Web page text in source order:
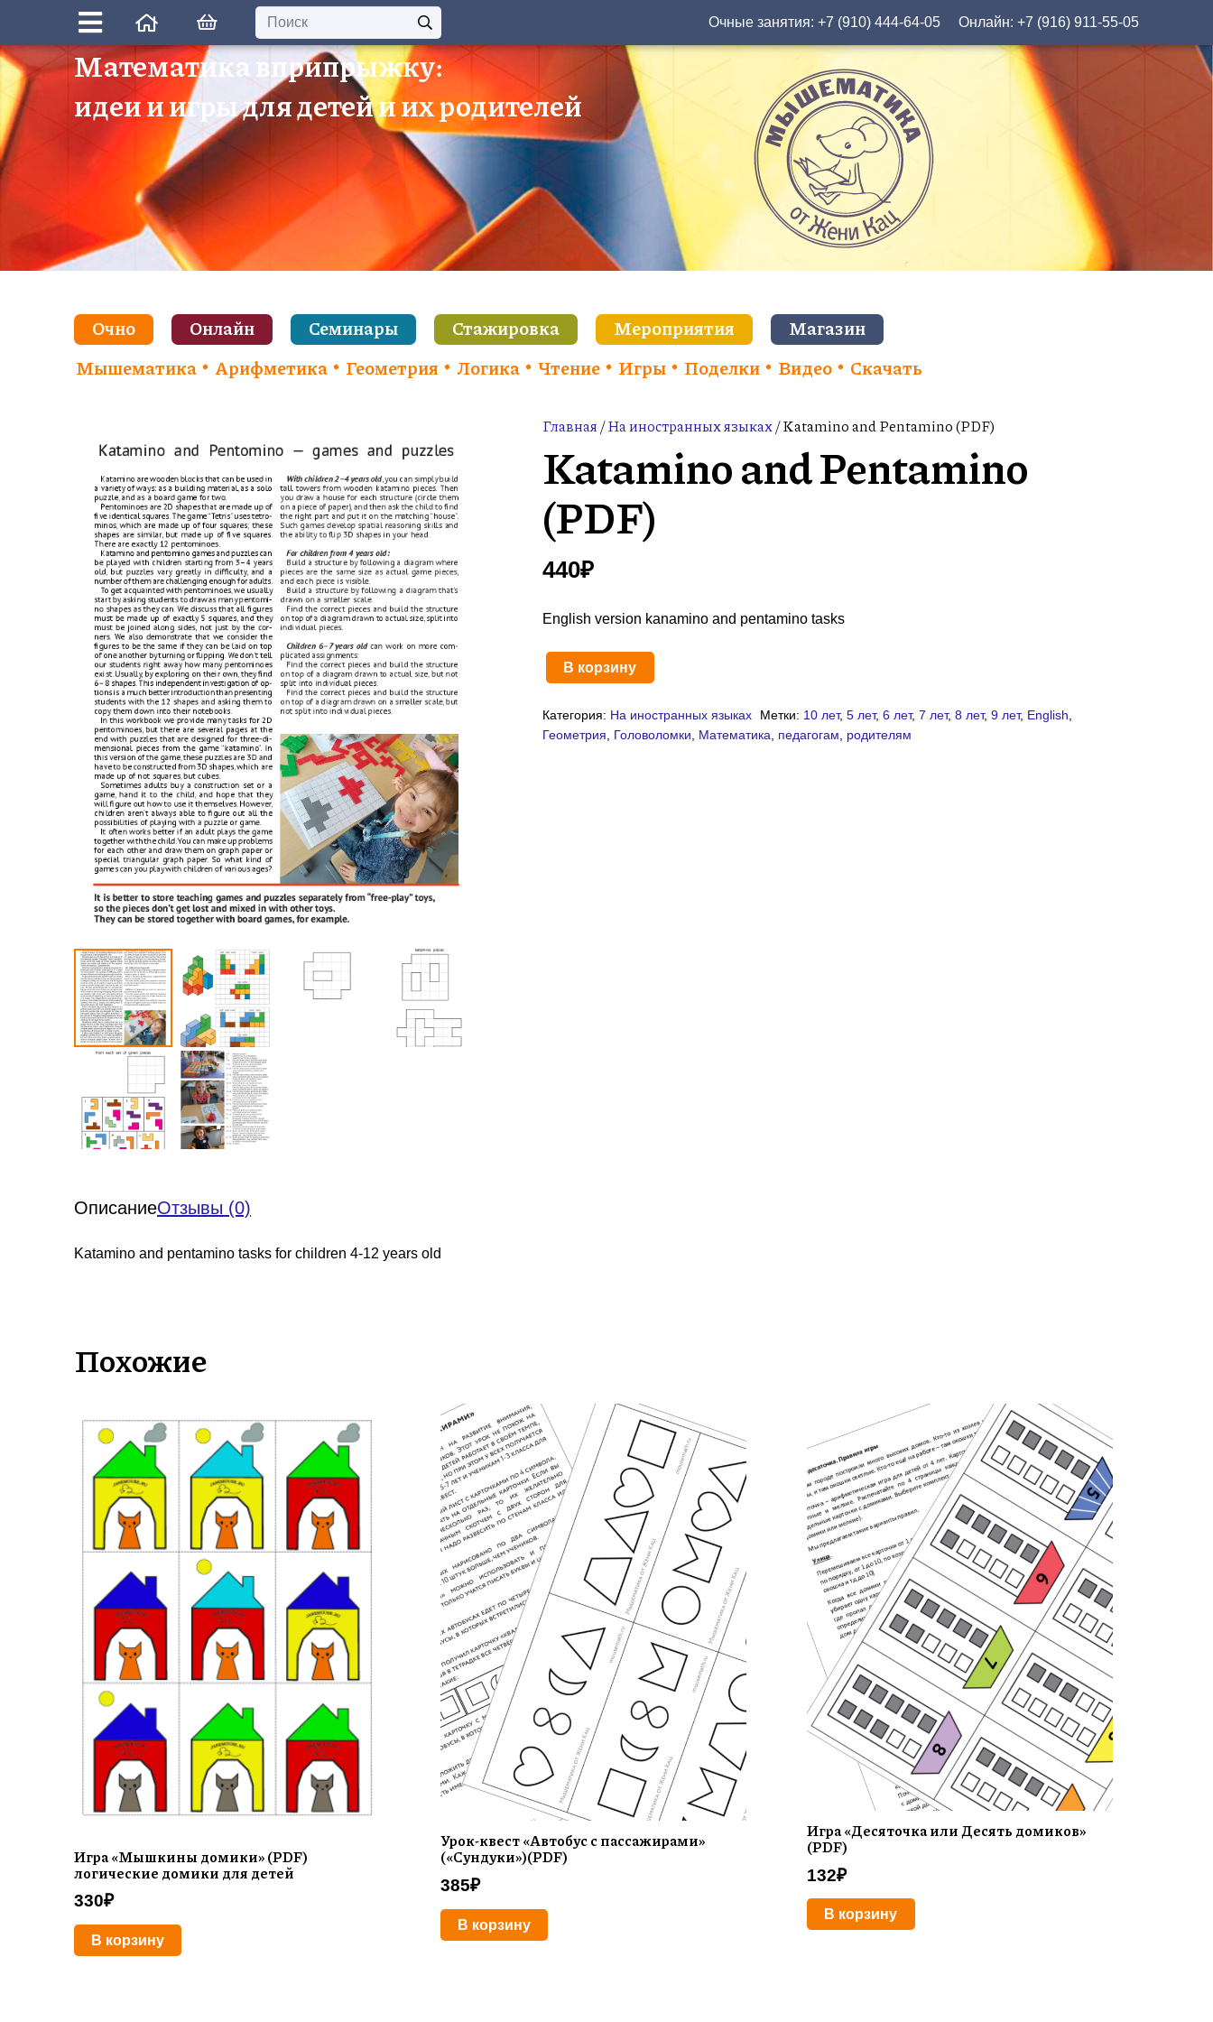
Очные занятия:+7 (910) 444-64-05 Онлайн:+7 (916) 911-55-05
Математика вприпрыжку:
идеи и игры для детей и их родителей
Очно Онлайн Семинары Стажировка Мероприятия
Магазин
Мышематика
Арифметика Геометрия Логика Чтение Игры Поделки Видео Скачать
Главная/На иностранных языках/ Katamino and Pentamino (PDF)
Katamino and Pentamino
(PDF)
440₽
English version kanamino and pentamino tasks
Количество
Katamino
and
В корзину
Категория: На иностранных языках Метки: 10 лет, 5 лет, 6 лет, 7 лет, 8 лет, 9 лет, English
Геометрия
Головоломки Математика педагогам родителям
ОписаниеОтзывы (0)
Katamino and pentamino tasks for children 4-12 years old
Похожие
Игра «Мышкины домики» (PDF)
логические домики для детей
330₽
В корзину
Урок-квест «Автобус с пассажирами»
(«Сундуки»)(PDF)
385₽
В корзину
Игра «Десяточка или Десять домиков»
(PDF)
132₽
В корзину